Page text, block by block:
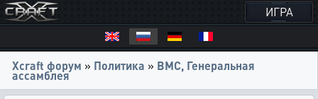
ИГРА
Xcraft форум » Политика » ВМС, Генеральная
ассамблея